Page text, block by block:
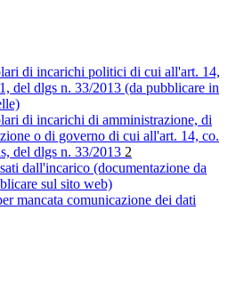
di incarichi politici di cui all'art. 14,
del dlgs n. 33/2013 (da pubblicare in
di incarichi di amministrazione, di
o di governo di cui all'art. 14, co.
del dlgs n. 33/2013 2
dall'incarico (documentazione da
sul sito web)
mancata comunicazione dei dati